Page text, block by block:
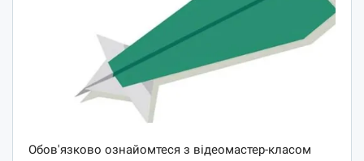
Обов'язково ознайомтеся з відеомастер-класом